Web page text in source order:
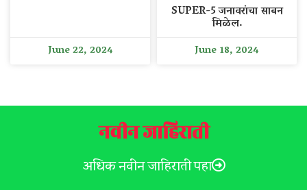
June 22, 2024
SUPER-5 जनावरांचा साबन
मिळेल.
June 18, 2024
नवीन जाहिराती
अधिक नवीन जाहिराती पहा